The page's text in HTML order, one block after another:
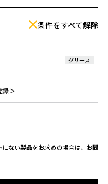
条件をすべて解除
グリース
録＞
ない製品をお求めの場合は、お問